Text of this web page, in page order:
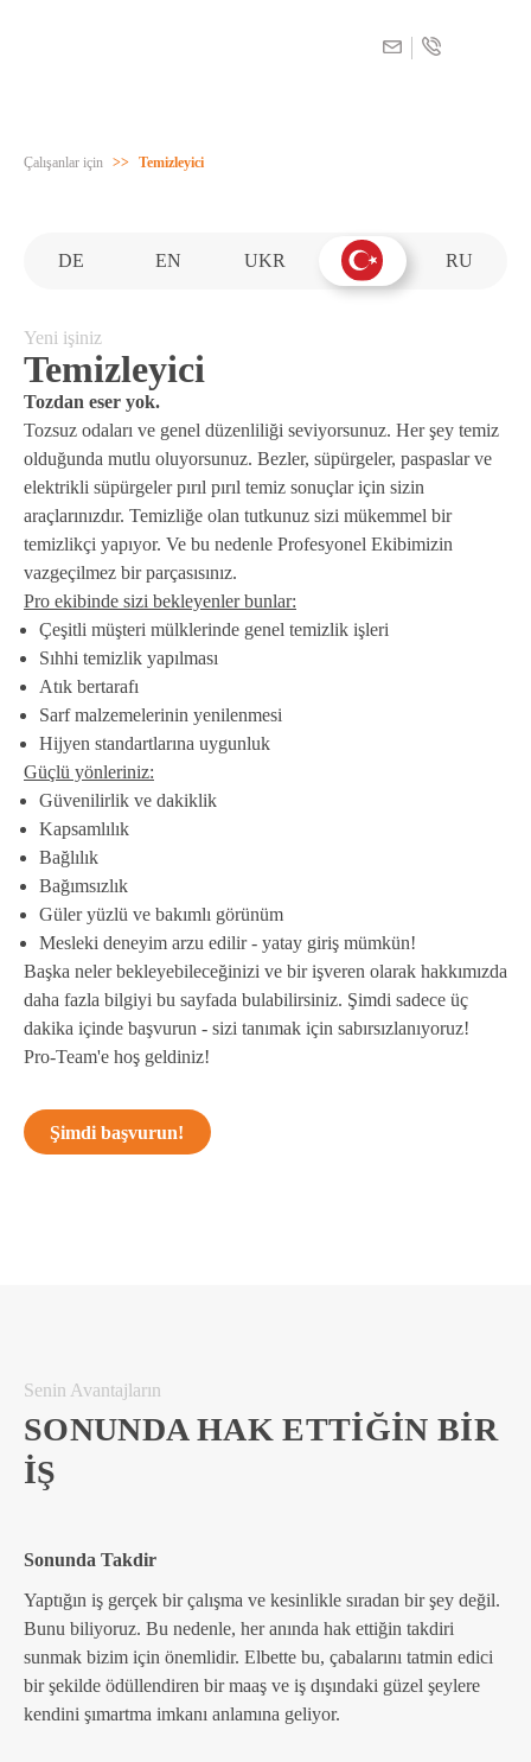
DE EN UKR RU
Yeni işiniz
Temizleyici
Tozdan eser yok.
Tozsuz odaları ve genel düzenliliği seviyorsunuz. Her şey temiz
olduğunda mutlu oluyorsunuz. Bezler, süpürgeler, paspaslar ve
elektrikli süpürgeler pırıl pırıl temiz sonuçlar için sizin
araçlarınızdır. Temizliğe olan tutkunuz sizi mükemmel bir
temizlikçi yapıyor. Ve bu nedenle Profesyonel Ekibimizin
vazgeçilmez bir parçasısınız.
Pro ekibinde sizi bekleyenler bunlar:
Çeşitli müşteri mülklerinde genel temizlik işleri
Sıhhi temizlik yapılması
Atık bertarafı
Sarf malzemelerinin yenilenmesi
Hijyen standartlarına uygunluk
Güçlü yönleriniz:
Güvenilirlik ve dakiklik
Kapsamlılık
Bağlılık
Bağımsızlık
Güler yüzlü ve bakımlı görünüm
Mesleki deneyim arzu edilir - yatay giriş mümkün!
Başka neler bekleyebileceğinizi ve bir işveren olarak hakkımızda
daha fazla bilgiyi bu sayfada bulabilirsiniz. Şimdi sadece üç
dakika içinde başvurun - sizi tanımak için sabırsızlanıyoruz!
Pro-Team'e hoş geldiniz!
Şimdi başvurun!
Çalışanlar için >> Temizleyici
Senin Avantajların
SONUNDA HAK ETTIĞIN BIR
IŞ
Sonunda Takdir
Yaptığın iş gerçek bir çalışma ve kesinlikle sıradan bir şey değil.
Bunu biliyoruz. Bu nedenle, her anında hak ettiğin takdiri
sunmak bizim için önemlidir. Elbette bu, çabalarını tatmin edici
bir şekilde ödüllendiren bir maaş ve iş dışındaki güzel şeylere
kendini şımartma imkanı anlamına geliyor.